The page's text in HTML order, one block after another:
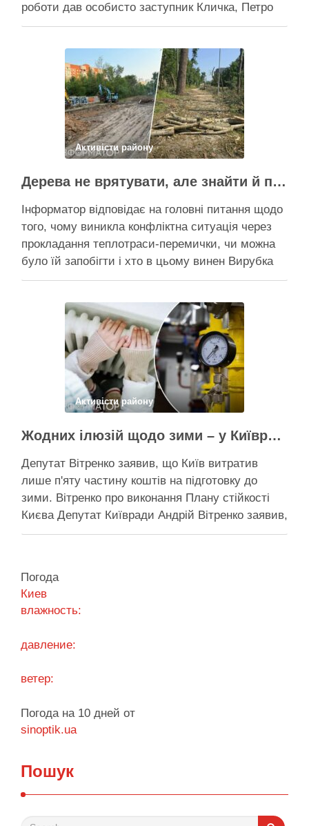
роботи дав особисто заступник Кличка, Петро
Пантелеєв, що прибув налагодити комунікацію
чи вдасться зберегти ту частину озеленення,
що лишилася, – поки невідомо На Теремках у …
Поділитися у соцмережах:
Активісти району
Дерева не врятувати, але знайти й покарати винних треба – головні питання і висновки з конфлікту на Теремках
Інформатор відповідає на головні питання щодо
того, чому виникла конфліктна ситуація через
прокладання теплотраси-перемички, чи можна
було їй запобігти і хто в цьому винен Вирубка
дерев триває, почали й прокладати теплотрасу
суботу, 8 серпня 2026 року, на Теремках у Києві
почалася вже …
Поділитися у соцмережах:
Активісти району
Жодних ілюзій щодо зими – у Київраді закидають, що КМДА виконала План стійкості на 20%
Депутат Вітренко заявив, що Київ витратив
лише п'яту частину коштів на підготовку до
зими. Вітренко про виконання Плану стійкості
Києва Депутат Київради Андрій Вітренко заявив,
що станом на 5 серпня столична влада
старту опалювального сезону …
Погода
Киев
влажность:
давление:
ветер:
Погода на 10 дней от
sinoptik.ua
Пошук